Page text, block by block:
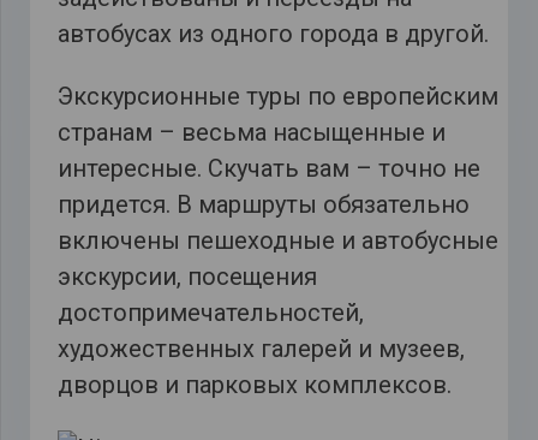
автобусах из одного города в другой.
Экскурсионные туры по европейским
странам – весьма насыщенные и
интересные. Скучать вам – точно не
придется. В маршруты обязательно
включены пешеходные и автобусные
экскурсии, посещения
достопримечательностей,
художественных галерей и музеев,
дворцов и парковых комплексов.